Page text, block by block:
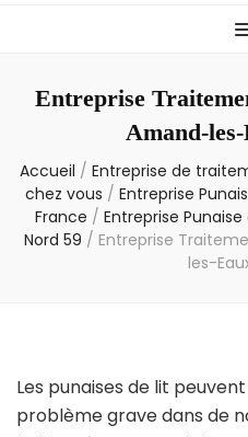
–
Entreprise
Amand-
Accueil / Entreprise de
chez vous / Entreprise
France / Entreprise
Nord 59 / Entreprise
les-
Les punaises de lit
problème grave dans de